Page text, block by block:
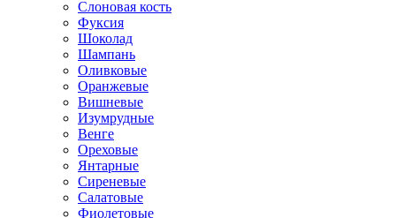
Слоновая кость
Фуксия
Шоколад
Шампань
Оливковые
Оранжевые
Вишневые
Изумрудные
Венге
Ореховые
Янтарные
Сиреневые
Салатовые
Фиолетовые